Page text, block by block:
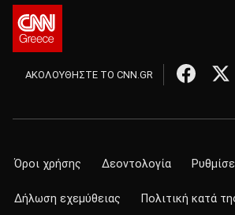
ΑΚΟΛΟΥΘΗΣΤΕ ΤΟ CNN.GR
Όροι χρήσης Δεοντολογία
Δήλωση εχεμύθειας Πολιτική κατά